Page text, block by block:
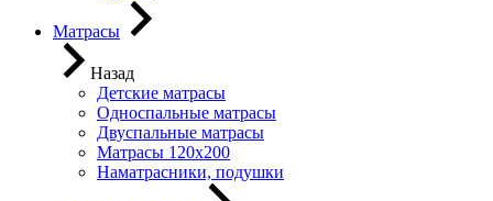
Матрасы
Назад
Детские матрасы
Односпальные матрасы
Двуспальные матрасы
Матрасы 120х200
Наматрасники, подушки